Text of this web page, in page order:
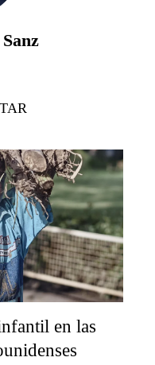
en las